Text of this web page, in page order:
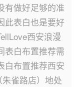
有做好足够的准
此表白也是要好
西安浪漫
表白布置推荐需
白布置推荐西安
雀路店）地处